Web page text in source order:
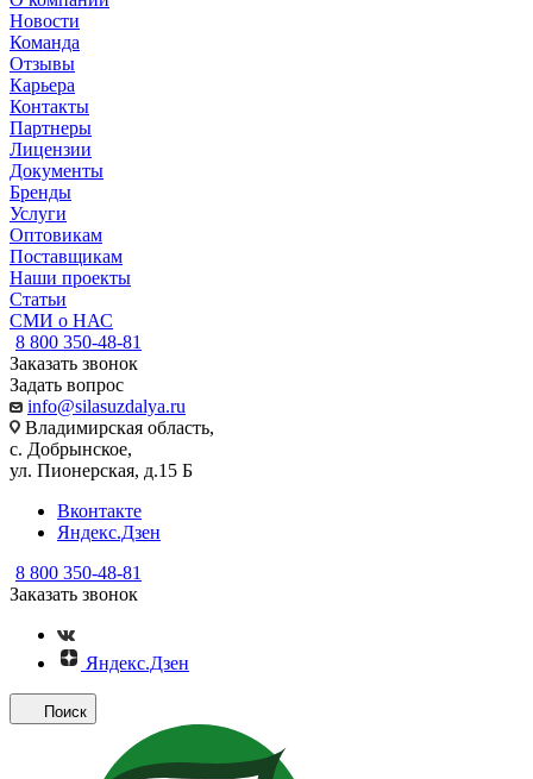
Новости
Команда
Отзывы
Карьера
Контакты
Партнеры
Лицензии
Документы
Бренды
Услуги
Оптовикам
Поставщикам
Наши проекты
Статьи
СМИ о НАС
8 800 350-48-81
Заказать звонок
Задать вопрос
info@silasuzdalya.ru
Владимирская область,
с. Добрынское,
ул. Пионерская, д.15 Б
Вконтакте
Яндекс.Дзен
8 800 350-48-81
Заказать звонок
Яндекс.Дзен
Поиск